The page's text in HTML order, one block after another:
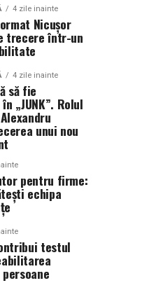
4 zile inainte
Nicușor
trecere într-un
4 zile inainte
să fie
„JUNK”. Rolul
unui nou
pentru firme:
echipa
testul